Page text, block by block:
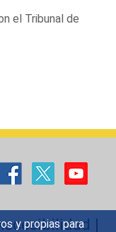
y propias para
el Tribunal de
|